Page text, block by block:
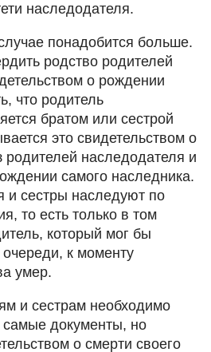
наследодателя.
понадобится больше.
родство родителей
о рождении
что родитель
братом или сестрой
это свидетельством о
родителей наследодателя и
самого наследника.
и сестры наследуют по
то есть только в том
который мог бы
к моменту
умер.
и сестрам необходимо
самые документы, но
о смерти своего